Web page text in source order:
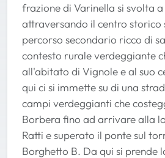
frazione di Varinella si svolta a
attraversando il centro storico
percorso secondario ricco di
contesto rurale verdeggiante
all'abitato di Vignole e al suo
qui ci si immette su di una
campi verdeggianti che
Borbera fino ad arrivare alla
Ratti e superato il ponte sul
Borghetto B. Da qui si prende